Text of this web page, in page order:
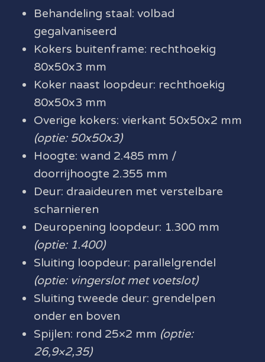
Behandeling staal: volbad
gegalvaniseerd
Kokers buitenframe: rechthoekig
80x50x3 mm
Koker naast loopdeur: rechthoekig
80x50x3 mm
Overige kokers: vierkant 50x50x2 mm
(optie: 50x50x3)
Hoogte: wand 2.485 mm /
doorrijhoogte 2.355 mm
Deur: draaideuren met verstelbare
scharnieren
Deuropening loopdeur: 1.300 mm
(optie: 1.400)
Sluiting loopdeur: parallelgrendel
(optie: vingerslot met voetslot)
Sluiting tweede deur: grendelpen
onder en boven
Spijlen: rond 25×2 mm (optie:
26,9×2,35)